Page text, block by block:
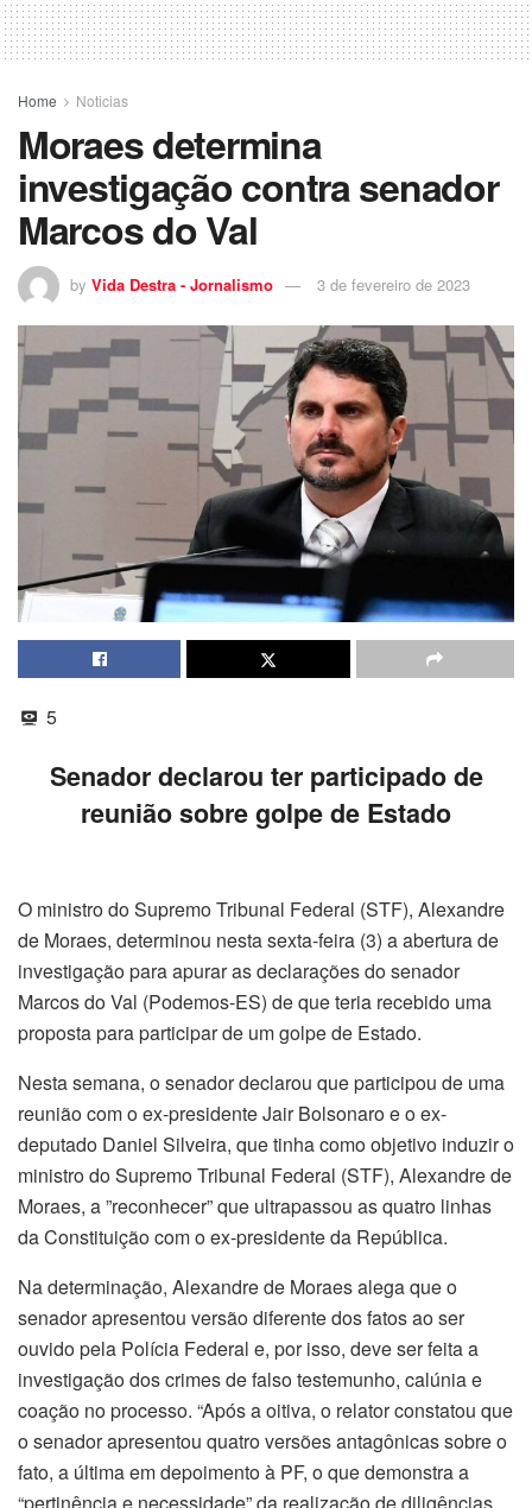
Home Noticias
Moraes determina
investigação contra senador
Marcos do Val
by Vida Destra - Jornalismo 3 de fevereiro de 2023
5
Senador declarou ter participado de
reunião sobre golpe de Estado
O ministro do Supremo Tribunal Federal (STF), Alexandre
de Moraes, determinou nesta sexta-feira (3) a abertura de
investigação para apurar as declarações do senador
Marcos do Val (Podemos-ES) de que teria recebido uma
proposta para participar de um golpe de Estado.
Nesta semana, o senador declarou que participou de uma
reunião com o ex-presidente Jair Bolsonaro e o ex-
deputado Daniel Silveira, que tinha como objetivo induzir o
ministro do Supremo Tribunal Federal (STF), Alexandre de
Moraes, a ”reconhecer” que ultrapassou as quatro linhas
da Constituição com o ex-presidente da República.
Na determinação, Alexandre de Moraes alega que o
senador apresentou versão diferente dos fatos ao ser
ouvido pela Polícia Federal e, por isso, deve ser feita a
investigação dos crimes de falso testemunho, calúnia e
coação no processo. “Após a oitiva, o relator constatou que
o senador apresentou quatro versões antagônicas sobre o
fato, a última em depoimento à PF, o que demonstra a